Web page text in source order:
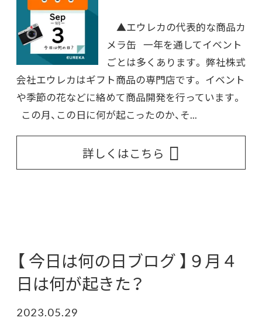
▲エウレカの代表的な商品カ
メラ缶 一年を通してイベント
ごとは多くあります。 弊社株式
会社エウレカはギフト商品の専門店です。 イベント
や季節の花などに絡めて商品開発を行っています。
この月、この日に何が起こったのか、そ...
詳しくはこちら
【 今日は何の日ブログ 】９月４
日は何が起きた？
2023.05.29